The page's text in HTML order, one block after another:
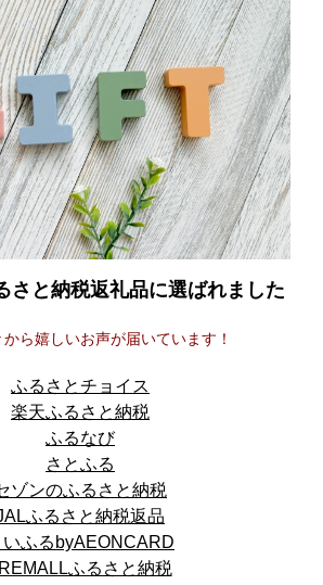
さと納税返礼品に選ばれました
ら嬉しいお声が届いています！
ふるさとチョイス
楽天ふるさと納税
ふるなび
さとふる
ゾンのふるさと納税
ふるさと納税返品
いふるbyAEONCARD
ふるさと納税